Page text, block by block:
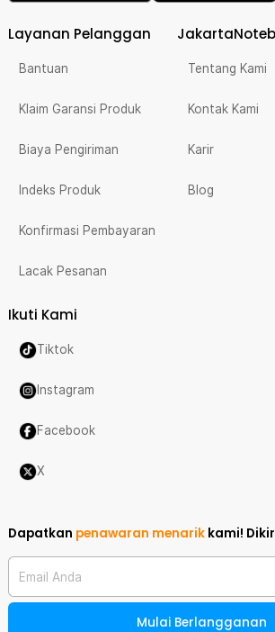
Layanan Pelanggan
Bantuan
Klaim Garansi Produk
Biaya Pengiriman
Indeks Produk
Konfirmasi Pembayaran
Lacak Pesanan
Tentang Kami
Kontak Kami
Karir
Blog
Ikuti Kami
Tiktok
Instagram
Facebook
X
Dapatkan penawaran menarik kami!
Email Anda
Mulai Berlangganan